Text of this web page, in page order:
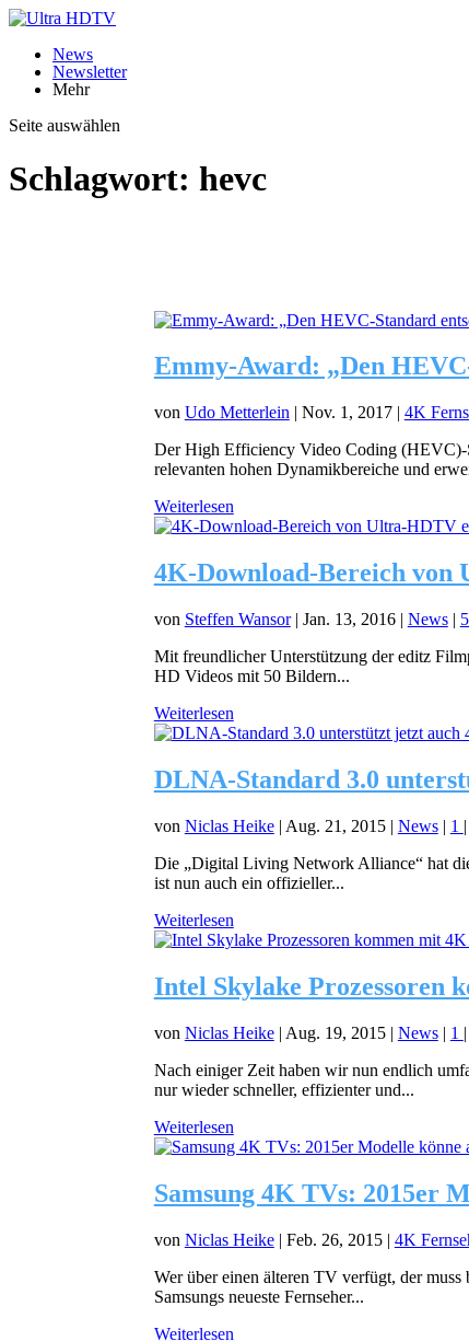
News
Newsletter
Mehr
Seite auswählen
Schlagwort: hevc
Emmy-Award: „Den
von Udo Metterlein | Nov. 1, 2017| 4K
Der High Efficiency Video Coding (HEVC)-
relevanten hohen Dynamikbereiche und
Weiterlesen
4K-Download-Bereich
von Steffen Wansor| Jan. 13, 2016| News| 5
Mit freundlicher Unterstützung der editz
HD Videos mit 50 Bildern...
Weiterlesen
DLNA-Standard 3.0
von Niclas Heike| Aug. 21, 2015| News| 1 |
Die „Digital Living Network Alliance“ hat
ist nun auch ein offizieller...
Weiterlesen
Intel Skylake Prozessoren
von Niclas Heike| Aug. 19, 2015| News| 1 |
Nach einiger Zeit haben wir nun endlich
nur wieder schneller, effizienter und...
Weiterlesen
Samsung 4K TVs: 2015er
von Niclas Heike| Feb. 26, 2015| 4K
Wer über einen älteren TV verfügt, der
Samsungs neueste Fernseher...
Weiterlesen